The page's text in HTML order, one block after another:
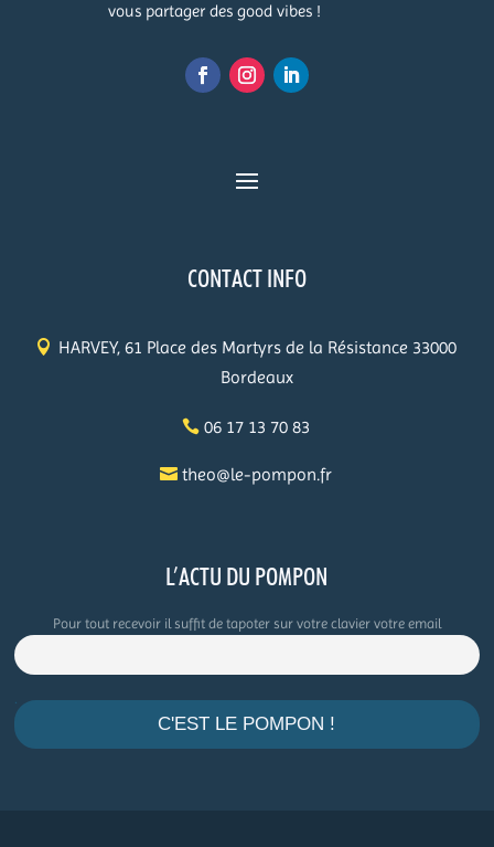
vous partager des good vibes !
CONTACT INFO
HARVEY, 61 Place des Martyrs de la Résistance 33000
Bordeaux
06 17 13 70 83
theo@le-pompon.fr
L’ACTU DU POMPON
Pour tout recevoir il suffit de tapoter sur votre clavier votre email